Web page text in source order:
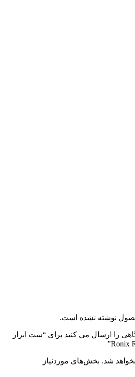
نوشته نشده است.
را ارسال می کنید برای “ست ابزار
شد. بخش‌های موردنیاز